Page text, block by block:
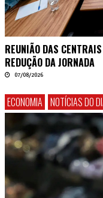
REUNIÃO DAS
REDUÇÃO DA JORNADA
07/08/2026
ECONOMIA NOTÍCIAS DO